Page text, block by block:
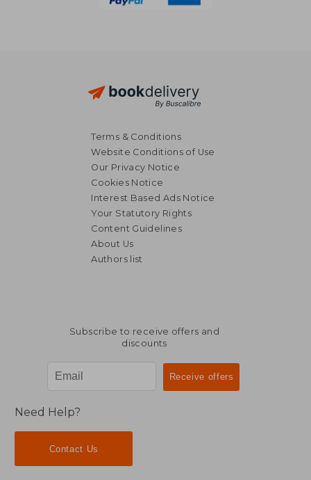
Terms & Conditions
Website Conditions of Use
Our Privacy Notice
Cookies Notice
Interest Based Ads Notice
Your Statutory Rights
Content Guidelines
About Us
Authors list
Subscribe to receive offers and
discounts
Need Help?
Contact Us